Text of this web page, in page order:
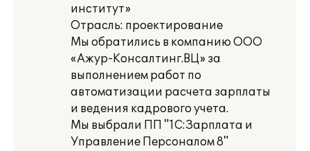
институт»
Отрасль: проектирование
Мы обратились в компанию ООО
«Ажур-Консалтинг.ВЦ» за
выполнением работ по
автоматизации расчета зарплаты
и ведения кадрового учета.
Мы выбрали ПП "1С:Зарплата и
Управление Персоналом 8"